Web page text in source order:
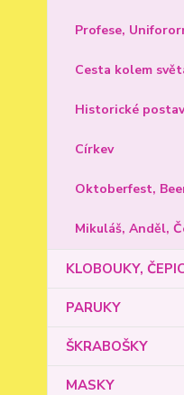
Profese,
Cesta kolem
Historické
Církev
Oktoberfest,
Mikuláš, Anděl,
KLOBOUKY,
PARUKY
ŠKRABOŠKY
MASKY